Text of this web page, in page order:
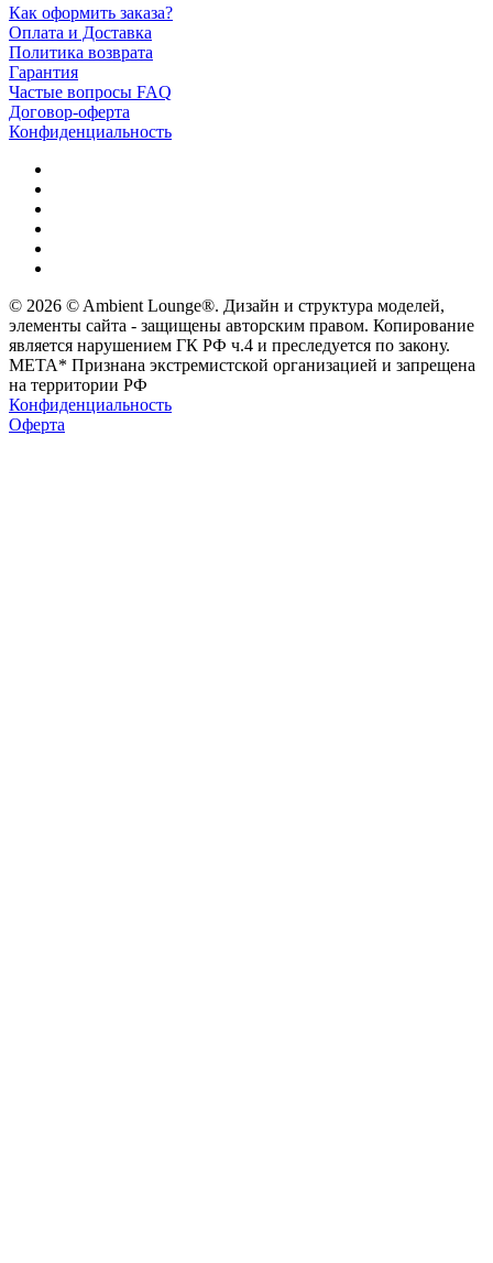
Как оформить заказа?
Оплата и Доставка
Политика возврата
Гарантия
Частые вопросы FAQ
Договор-оферта
Конфиденциальность
© 2026 © Ambient Lounge®. Дизайн и структура моделей,
элементы сайта - защищены авторским правом. Копирование
является нарушением ГК РФ ч.4 и преследуется по закону.
МЕТА* Признана экстремистской организацией и запрещена
на территории РФ
Конфиденциальность
Оферта